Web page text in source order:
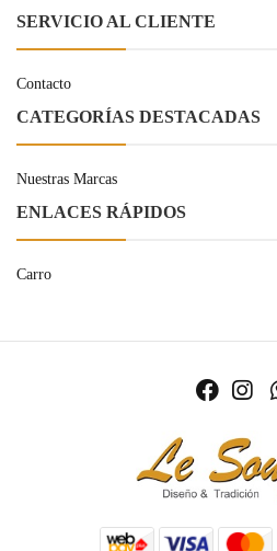
SERVICIO AL CLIENTE
Contacto
CATEGORÍAS DESTACADAS
Nuestras Marcas
ENLACES RÁPIDOS
Carro